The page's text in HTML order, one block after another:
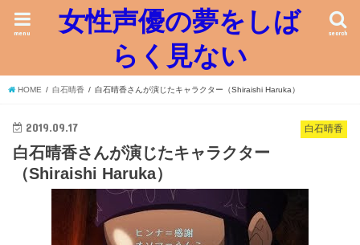
女性声優の夢をしば
らく見ない
search
menu
HOME 白石晴香 白石晴香さんが演じたキャラクター（Shiraishi Haruka）
白石晴香
2019.09.17
白石晴香さんが演じたキャラクター
（Shiraishi Haruka）